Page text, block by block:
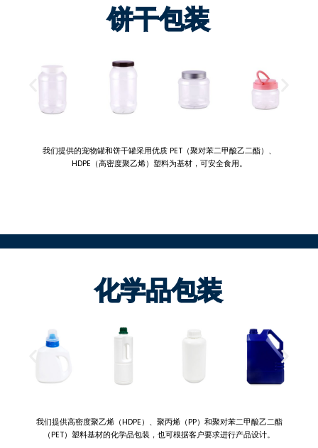
饼干包装
我们提供的宠物罐和饼干罐采用优质 PET（聚对苯二甲酸乙二酯）、
HDPE（高密度聚乙烯）塑料为基材，可安全食用。
化学品包装
我们提供高密度聚乙烯（HDPE）、聚丙烯（PP）和聚对苯二甲酸乙二酯
（PET）塑料基材的化学品包装，也可根据客户要求进行产品设计。